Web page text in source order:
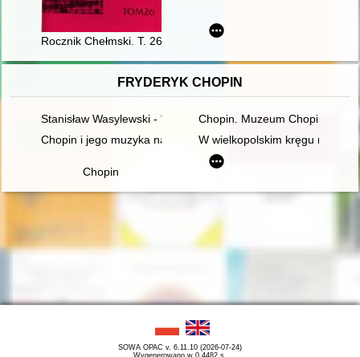
Rocznik Chełmski. T. 26 (2022)
FRYDERYK CHOPIN
Stanisław Wasylewski - "opolanin z wyboru" o Fryderyku
Chopin. Muzeum Chopina.
Chopin i jego muzyka na Dolnym Śląsku" - wystawa w
W wielkopolskim kręgu rodziny
Chopin
SOWA OPAC v. 6.11.10 (2026-07-24)
Wygenerowano w 0,4482 s.